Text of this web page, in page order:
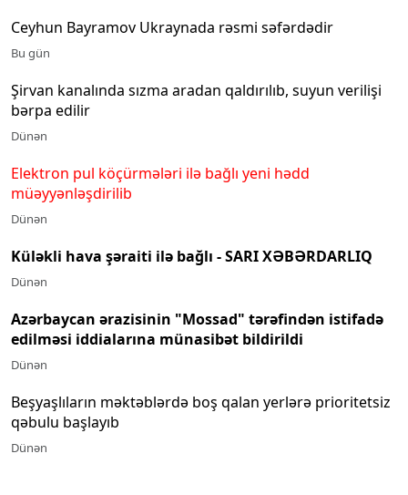
Ceyhun Bayramov Ukraynada rəsmi səfərdədir
Bu gün
Şirvan kanalında sızma aradan qaldırılıb, suyun verilişi
bərpa edilir
Dünən
Elektron pul köçürmələri ilə bağlı yeni hədd
müəyyənləşdirilib
Dünən
Küləkli hava şəraiti ilə bağlı - SARI XƏBƏRDARLIQ
Dünən
Azərbaycan ərazisinin "Mossad" tərəfindən istifadə
edilməsi iddialarına münasibət bildirildi
Dünən
Beşyaşlıların məktəblərdə boş qalan yerlərə prioritetsiz
qəbulu başlayıb
Dünən